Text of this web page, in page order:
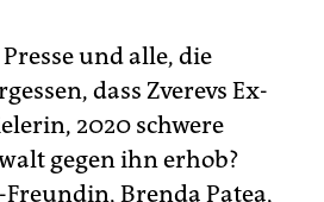
und alle, die
dass Zverevs Ex-
2020 schwere
gegen ihn erhob?
Freundin, Brenda Patea,